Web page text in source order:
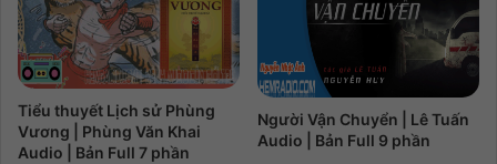
Tiểu thuyết Lịch sử Phùng
Vương | Phùng Văn Khai
Audio | Bản Full 7 phần
Người Vận Chuyển | Lê Tuấn
Audio | Bản Full 9 phần